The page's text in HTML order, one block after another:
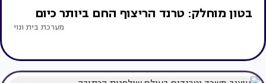
בטון מוחלק: טרנד הריצוף החם ביותר כיום
מערכת בית ונוי